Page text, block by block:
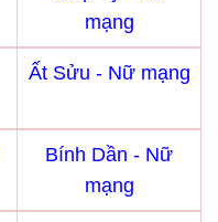
mạng
Ất Sửu - Nữ mạng
Bính Dần - Nữ
mạng